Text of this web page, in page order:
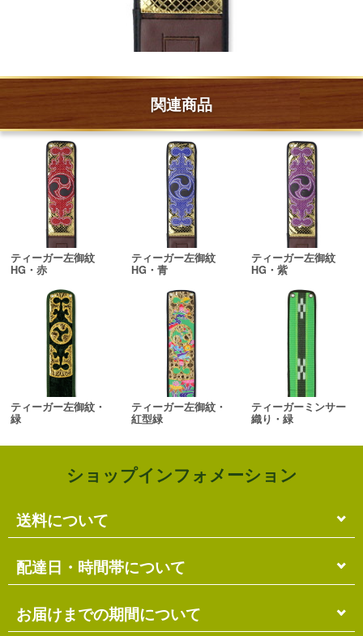
関連商品
ティーガー左御紋
HG・赤
ティーガー左御紋
HG・青
ティーガー左御紋
HG・紫
ティーガー左御紋・
緑
ティーガー左御紋・
紅型緑
ティーガーミンサー
織り・緑
ショップインフォメーション
送料について
単品のみの場合
各商品に記載の送料となります。
複数商品の場合
配達日・時間帯について
配達日・配達時間帯のご指定は出来ません。
お届けまでの期間について